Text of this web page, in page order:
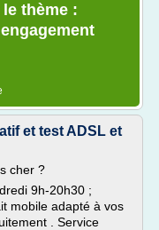
thème :
et test ADSL et
cher ?
9h-20h30 ;
mobile adapté à vos
. Service